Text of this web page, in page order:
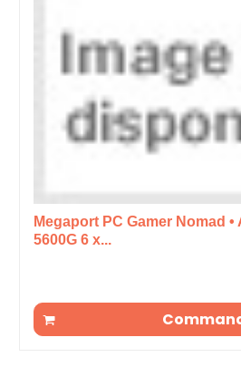
Megaport PC Gamer Nomad •
5600G 6 x...